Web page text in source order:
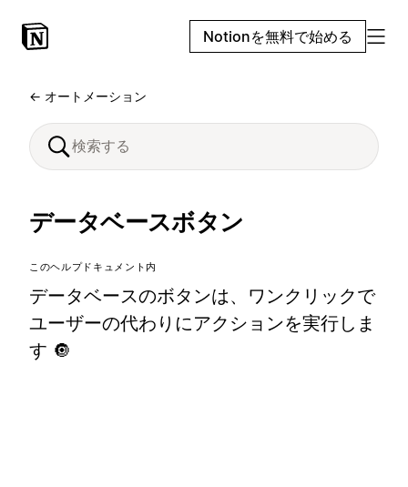
Notionを無料で始める
← オートメーション
データベースボタン
このヘルプドキュメント内
データベースのボタンは、ワンクリックで
ユーザーの代わりにアクションを実行しま
す 🔘